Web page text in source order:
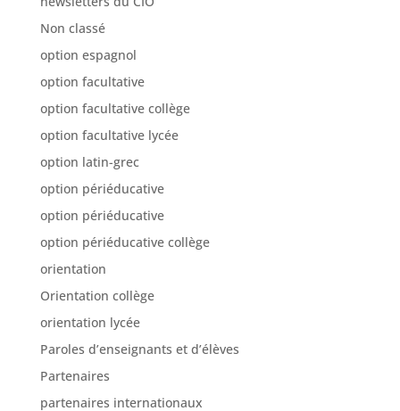
option facultative
option facultative collège
option facultative lycée
option latin-grec
option périéducative
option périéducative
option périéducative collège
orientation
Orientation collège
orientation lycée
Paroles d’enseignants et d’élèves
Partenaires
partenaires internationaux
partenaires nationaux
partenaires régionaux